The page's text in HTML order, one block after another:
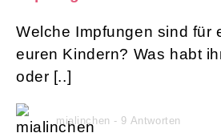
Welche Impfungen sind für
euren Kindern? Was habt
oder [..]
mialinchen - 9 Antworten